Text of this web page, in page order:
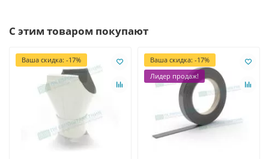
С этим товаром покупают
Ваша скидка: -17%
Ваша скидка: -17%
Лидер продаж!